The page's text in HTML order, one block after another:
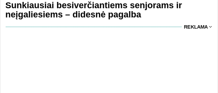
Sunkiausiai besiverčiantiems senjorams ir
neįgaliesiems – didesnė pagalba
REKLAMA